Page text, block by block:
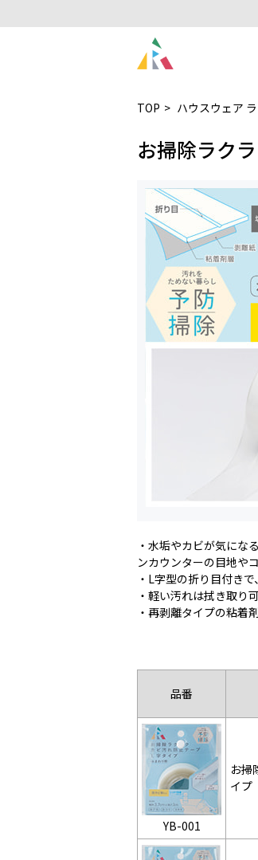
TOP ハウスウェア
お掃除ラク
・水垢やカビが気にな
ンカウンターの目地や
・L字型の折り目付き
・軽い汚れは拭き取り
・再剥離タイプの粘着
品番
YB-001
お掃
イ